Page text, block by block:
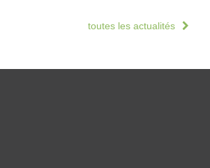
toutes les actualités